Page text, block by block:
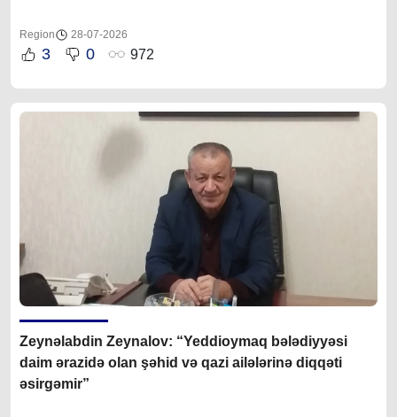
Region 28-07-2026
3 0 972
Zeynəlabdin Zeynalov: “Yeddioymaq bələdiyyəsi
daim ərazidə olan şəhid və qazi ailələrinə diqqəti
əsirgəmir”